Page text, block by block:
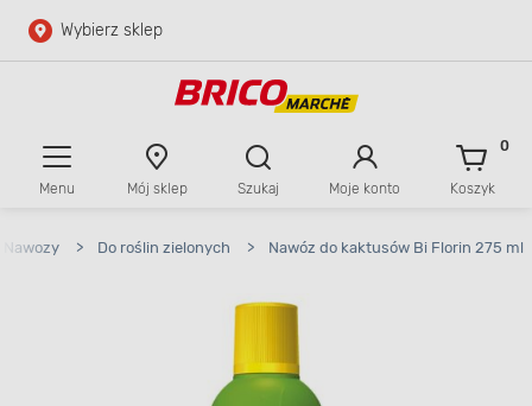
Przejdź do głównej zawartości
Wybierz sklep
Menu Mój sklep Szukaj Moje konto Koszyk
0
Nawozy > Do roślin zielonych > Nawóz do kaktusów Bi Florin 275 ml